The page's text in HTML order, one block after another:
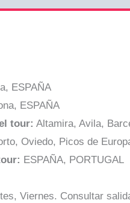
ESPAÑA
ESPAÑA
tour: Altamira, Avila,
Oviedo, Picos de
ESPAÑA, PORTUGAL
Viernes. Consultar